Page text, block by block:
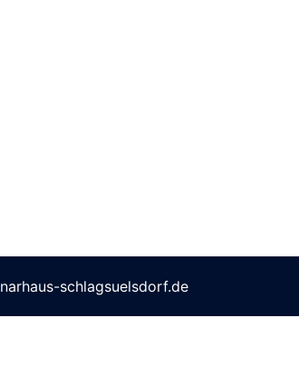
schlagsuelsdorf.de